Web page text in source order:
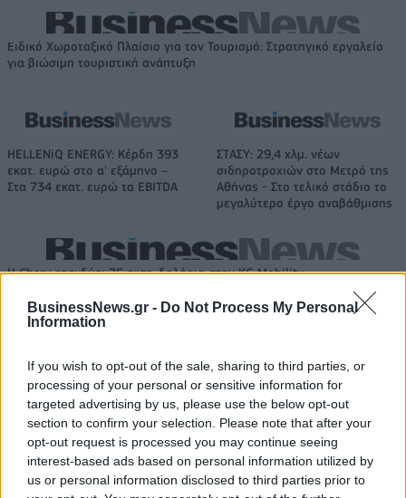
BusinessNews.gr - Do Not Process My Personal
Information
If you wish to opt-out of the sale, sharing to third parties, or
processing of your personal or sensitive information for
targeted advertising by us, please use the below opt-out
section to confirm your selection. Please note that after your
opt-out request is processed you may continue seeing
interest-based ads based on personal information utilized by
us or personal information disclosed to third parties prior to
Ειδικό Χωροταξικό Πλαίσιο για τον Τουρισμό: Στρατηγικό εργαλείο
για βιώσιμη τουριστική ανάπτυξη
HELLENiQ ENERGY: Κέρδη 393
εκατ. ευρώ στο α' εξάμηνο –
Στα 734 εκατ. ευρώ τα EBITDA
ΣΤΑΣΥ: 29,4 χλμ. νέων
σιδηροτροχιών στο Μετρό της
Αθήνας - Στο τελικό στάδιο το
μεγαλύτερο έργο αναβάθμισης
Η Chery επενδύει 75 εκατ. δολάρια στην KG Mobility
18.990 ευρώ
ΟΤΕ στη διεθνή σειρά δεικτών
FTSE4Good
Alpha Bank: Για πρώτη φορά το Αρχαίο Θέατρο Επιδαύρου άνοιξε τις
πύλες του σε όλους